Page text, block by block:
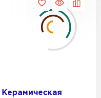
Керамическая